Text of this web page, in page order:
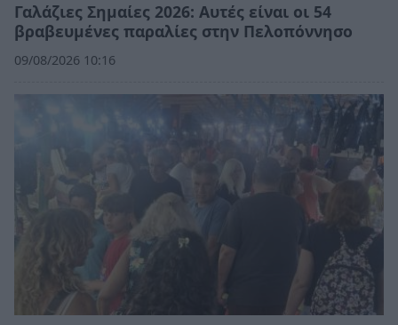
Γαλάζιες Σημαίες 2026: Αυτές είναι οι 54
βραβευμένες παραλίες στην Πελοπόννησο
09/08/2026 10:16